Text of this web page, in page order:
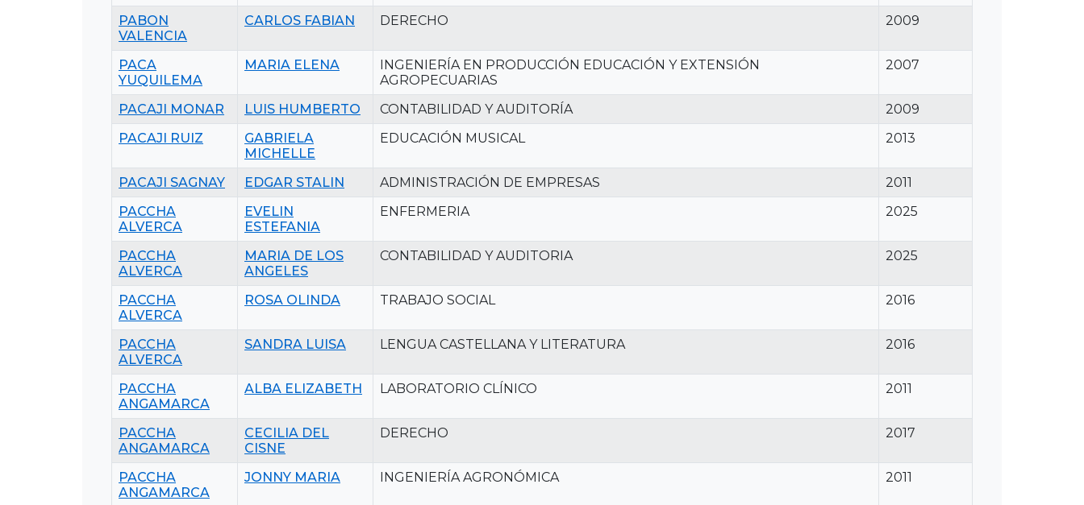
PABON
VALENCIA
CARLOS FABIAN DERECHO 2009
PACA
YUQUILEMA
MARIA ELENA
INGENIERÍA EN PRODUCCIÓN EDUCACIÓN Y EXTENSIÓN
AGROPECUARIAS
2007
PACAJI MONAR LUIS HUMBERTO CONTABILIDAD Y AUDITORÍA
2009
PACAJI RUIZ
GABRIELA
MICHELLE
EDUCACIÓN MUSICAL 2013
PACAJI SAGNAY EDGAR STALIN ADMINISTRACIÓN DE EMPRESAS
2011
PACCHA
ALVERCA
EVELIN
ESTEFANIA
ENFERMERIA 2025
PACCHA
ALVERCA
MARIA DE LOS
ANGELES
CONTABILIDAD Y AUDITORIA 2025
PACCHA
ALVERCA
ROSA OLINDA TRABAJO SOCIAL 2016
PACCHA
ALVERCA
SANDRA LUISA LENGUA CASTELLANA Y LITERATURA 2016
PACCHA
ANGAMARCA
ALBA ELIZABETH LABORATORIO CLÍNICO 2011
PACCHA
ANGAMARCA
CECILIA DEL
CISNE
DERECHO 2017
PACCHA
ANGAMARCA
JONNY MARIA INGENIERÍA AGRONÓMICA 2011